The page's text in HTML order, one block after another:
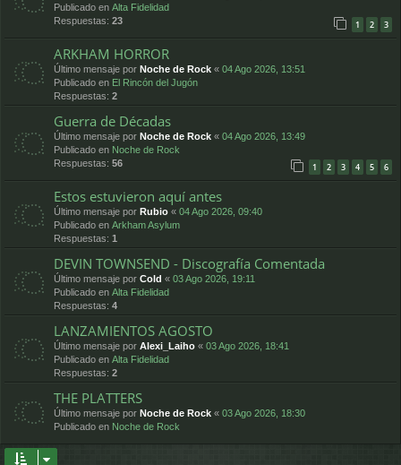
Publicado en Alta Fidelidad
Respuestas: 23 1 2 3
ARKHAM HORROR
Último mensaje por Noche de Rock « 04 Ago 2026, 13:51
Publicado en El Rincón del Jugón
Respuestas: 2
Guerra de Décadas
Último mensaje por Noche de Rock « 04 Ago 2026, 13:49
Publicado en Noche de Rock
Respuestas: 56 1 2 3 4 5 6
Estos estuvieron aquí antes
Último mensaje por Rubio « 04 Ago 2026, 09:40
Publicado en Arkham Asylum
Respuestas: 1
DEVIN TOWNSEND - Discografía Comentada
Último mensaje por Cold « 03 Ago 2026, 19:11
Publicado en Alta Fidelidad
Respuestas: 4
LANZAMIENTOS AGOSTO
Último mensaje por Alexi_Laiho « 03 Ago 2026, 18:41
Publicado en Alta Fidelidad
Respuestas: 2
THE PLATTERS
Último mensaje por Noche de Rock « 03 Ago 2026, 18:30
Publicado en Noche de Rock